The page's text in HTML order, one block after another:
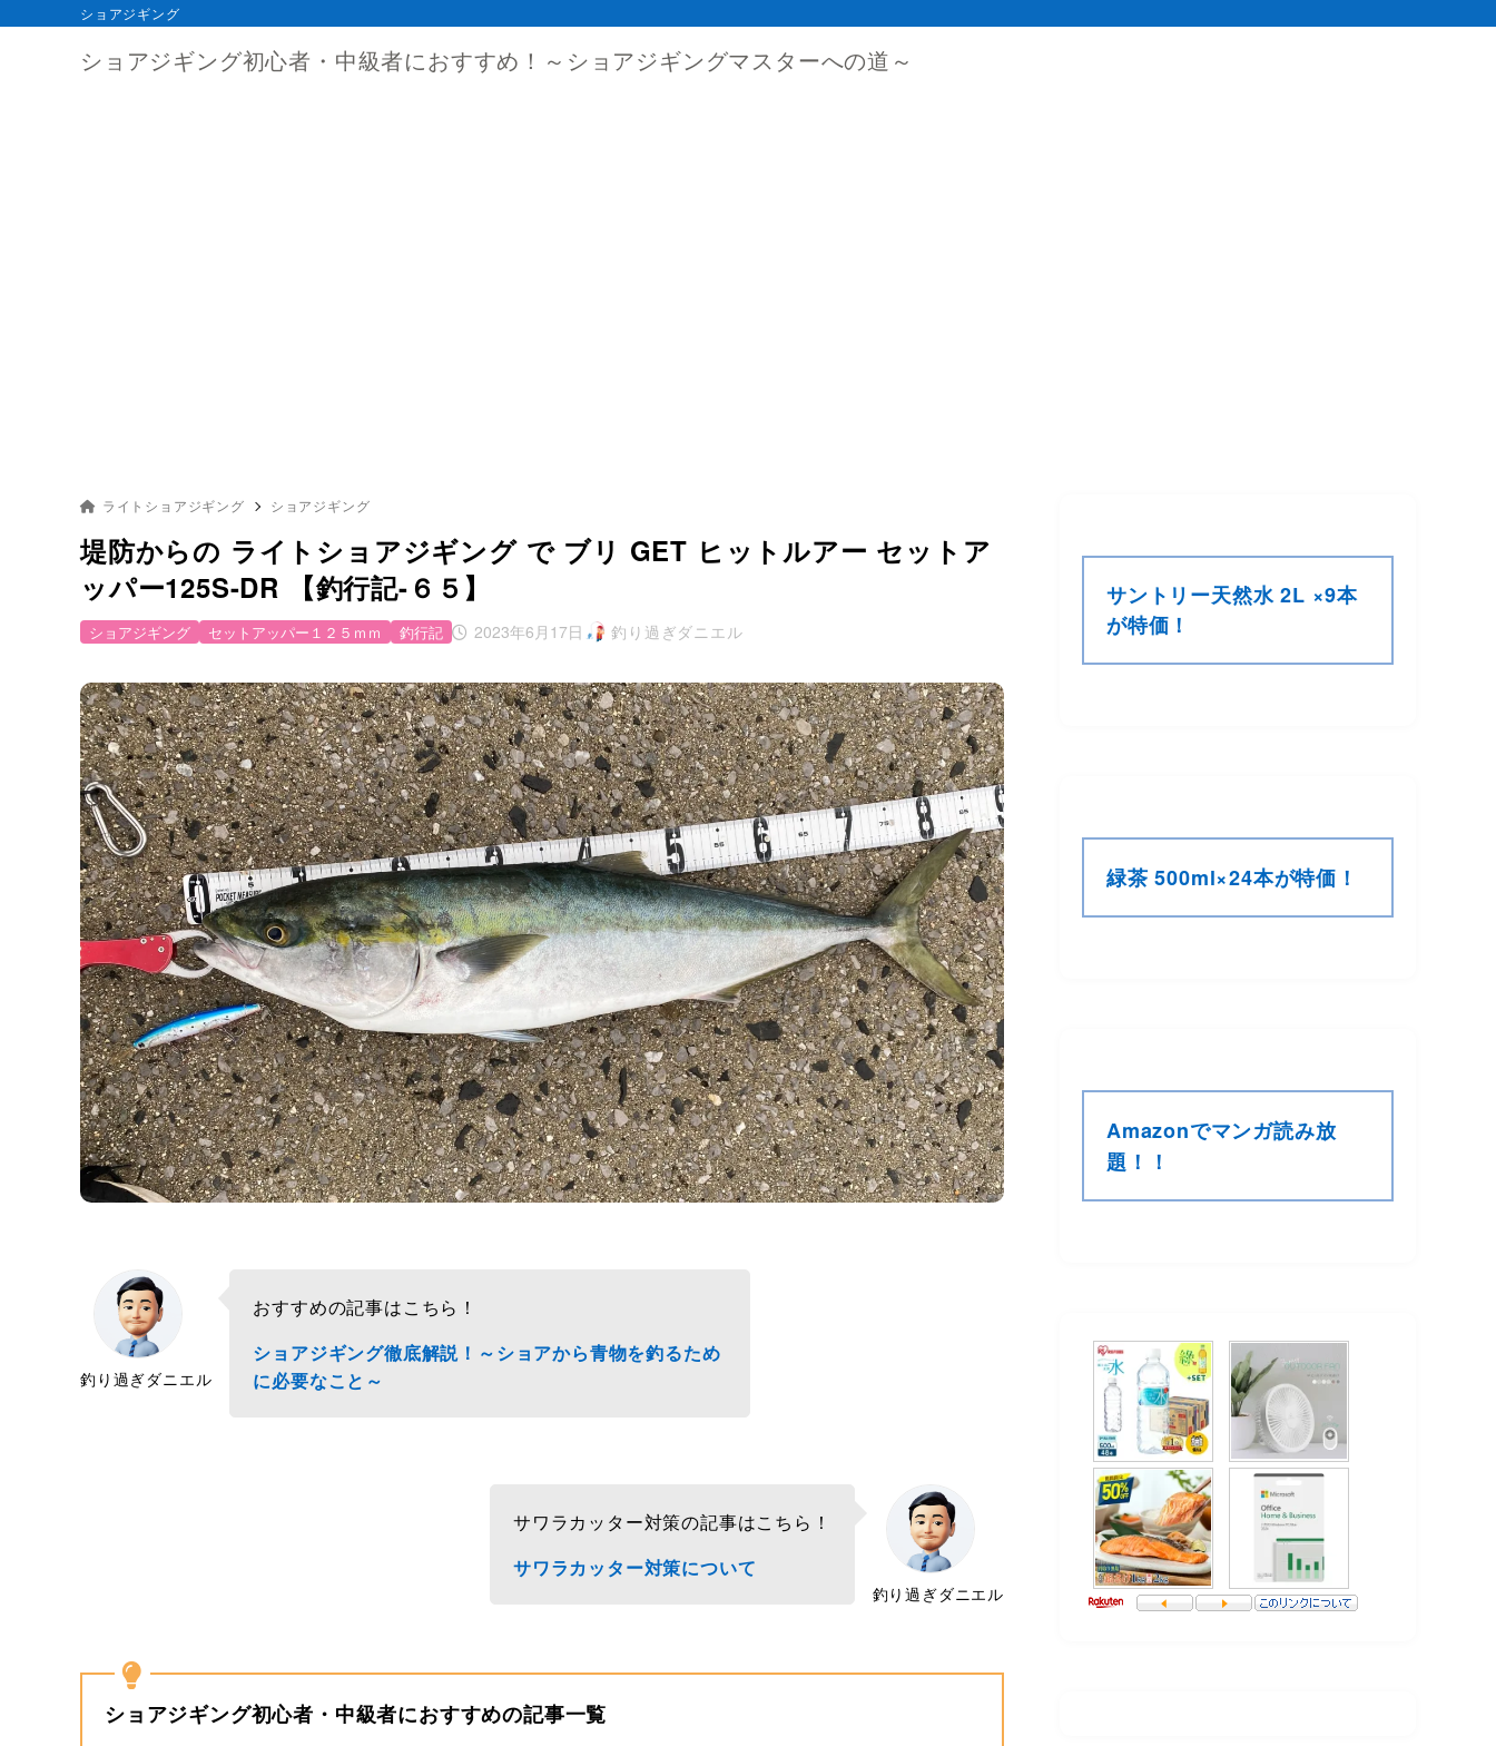
ショアジギング初心者・中級者におすすめ！～ショアジギングマスターへの道～
ショアジギング
ライトショアジギング ショアジギング
堤防からの ライトショアジギング で ブリ GET ヒットルアー セットア
ッパー125S-DR 【釣行記-６５】
2023年6月17日 釣り過ぎダニエル
ショアジギング セットアッパー１２５ｍｍ 釣行記
釣り過ぎダニエル
おすすめの記事はこちら！
ショアジギング徹底解説！～ショアから青物を釣るため
に必要なこと～
釣り過ぎダニエル
サワラカッター対策の記事はこちら！
サワラカッター対策について
ショアジギング初心者・中級者におすすめの記事一覧
サントリー天然水 2L ×9本
が特価！
緑茶 500ml×24本が特価！
Amazonでマンガ読み放
題！！